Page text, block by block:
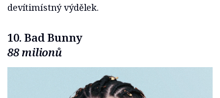
devítimístný výdělek.
10. Bad Bunny
88 milionů